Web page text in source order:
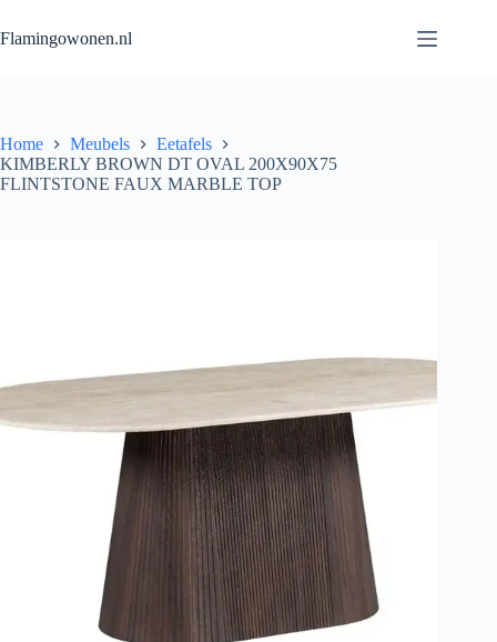
Flamingowonen.nl
Home Meubels
Eetafels
KIMBERLY BROWN DT OVAL 200X90X75
FLINTSTONE FAUX MARBLE TOP